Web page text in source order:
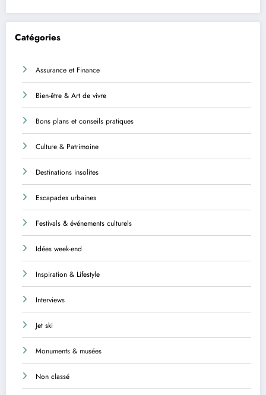
Catégories
Assurance et Finance
Bien-être & Art de vivre
Bons plans et conseils pratiques
Culture & Patrimoine
Destinations insolites
Escapades urbaines
Festivals & événements culturels
Idées week-end
Inspiration & Lifestyle
Interviews
Jet ski
Monuments & musées
Non classé